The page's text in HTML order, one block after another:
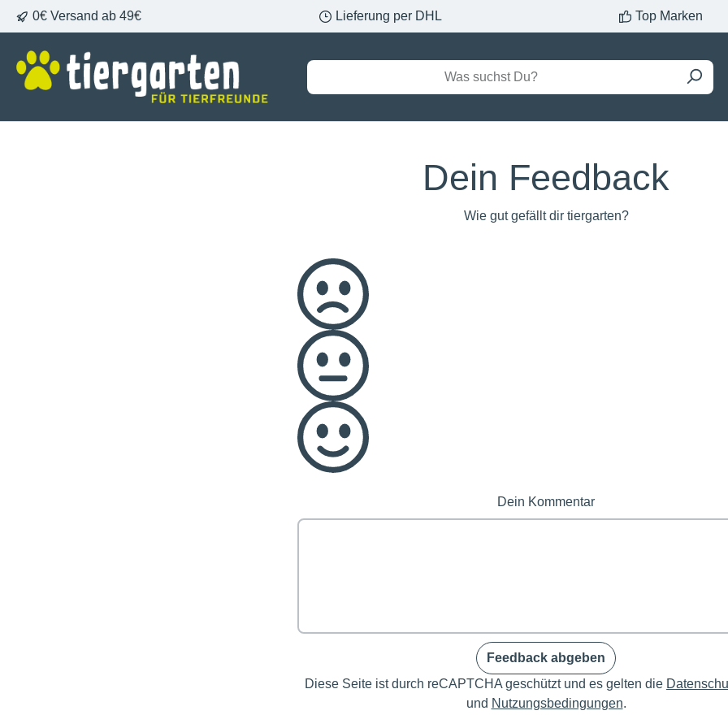
Zur Hauptnavigation springen
0€ Versand ab 49€ Lieferung per DHL Top Marken
Dein Feedback
Wie gut gefällt dir tiergarten?
Dein Kommentar
Feedback abgeben
Diese Seite ist durch reCAPTCHA geschützt und es gelten die
und Nutzungsbedingungen.